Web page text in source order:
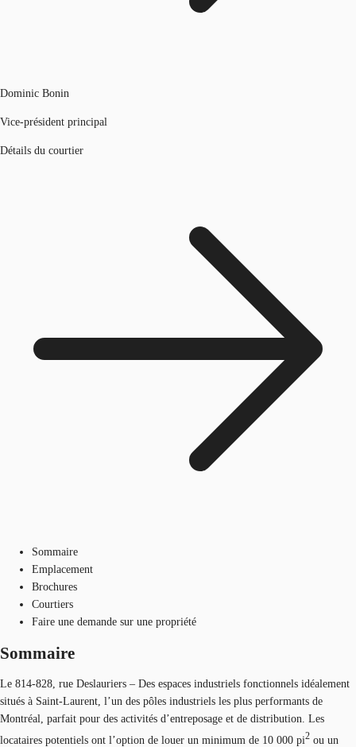
Dominic Bonin
Vice-président principal
Détails du courtier
Sommaire
Emplacement
Brochures
Courtiers
Faire une demande sur une propriété
Sommaire
Le 814-828, rue Deslauriers – Des espaces industriels fonctionnels idéalement
situés à Saint-Laurent, l’un des pôles industriels les plus performants de
Montréal, parfait pour des activités d’entreposage et de distribution. Les
locataires potentiels ont l’option de louer un minimum de 10 000 pi2 ou un